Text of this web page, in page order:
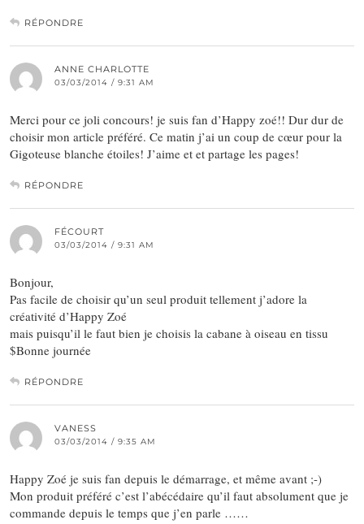
RÉPONDRE
ANNE CHARLOTTE
03/03/2014 / 9:31 AM
Merci pour ce joli concours! je suis fan d’Happy zoé!! Dur dur de
choisir mon article préféré. Ce matin j’ai un coup de cœur pour la
Gigoteuse blanche étoiles! J’aime et et partage les pages!
RÉPONDRE
FÉCOURT
03/03/2014 / 9:31 AM
Bonjour,
Pas facile de choisir qu’un seul produit tellement j’adore la
créativité d’Happy Zoé
mais puisqu’il le faut bien je choisis la cabane à oiseau en tissu
$Bonne journée
RÉPONDRE
VANESS
03/03/2014 / 9:35 AM
Happy Zoé je suis fan depuis le démarrage, et même avant ;-)
Mon produit préféré c’est l’abécédaire qu’il faut absolument que je
commande depuis le temps que j’en parle ……